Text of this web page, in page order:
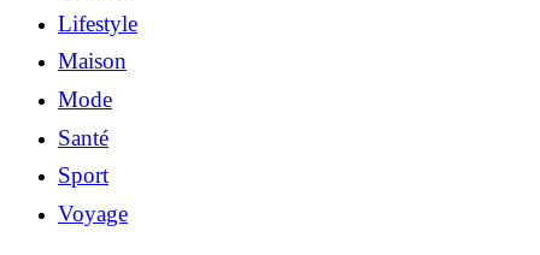
Lifestyle
Maison
Mode
Santé
Sport
Voyage